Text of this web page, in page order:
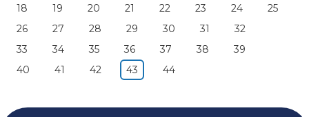
18
19 20 21 22 23 24
25
26
27 28 29 30 31
32
33
34 35 36 37 38
39
40
41 42 43 44